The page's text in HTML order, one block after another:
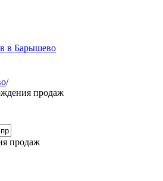
в Барышево
/
продаж
продаж